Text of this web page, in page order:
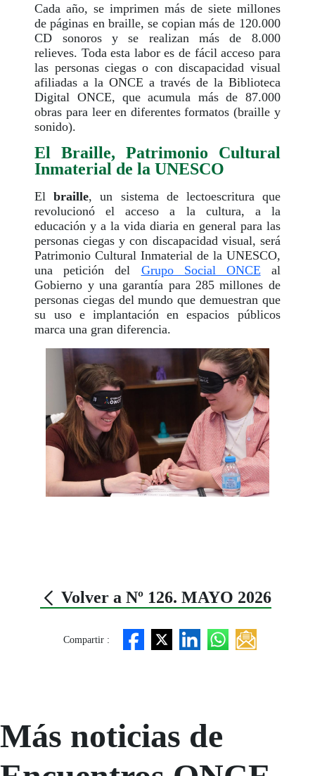
Cada año, se imprimen más de siete millones
de páginas en braille, se copian más de 120.000
CD sonoros y se realizan más de 8.000
relieves. Toda esta labor es de fácil acceso para
las personas ciegas o con discapacidad visual
afiliadas a la ONCE a través de la Biblioteca
Digital ONCE, que acumula más de 87.000
obras para leer en diferentes formatos (braille y
sonido).
El Braille, Patrimonio Cultural
Inmaterial de la UNESCO
Elbraille, un sistema de lectoescritura que
revolucionó el acceso a la cultura, a la
educación y a la vida diaria en general para las
personas ciegas y con discapacidad visual, será
Patrimonio Cultural Inmaterial de la UNESCO,
una petición del Grupo Social ONCE al
Gobierno y una garantía para 285 millones de
personas ciegas del mundo que demuestran que
su uso e implantación en espacios públicos
marca una gran diferencia.
Volver a Nº 126. MAYO 2026
Compartir :
Más noticias de